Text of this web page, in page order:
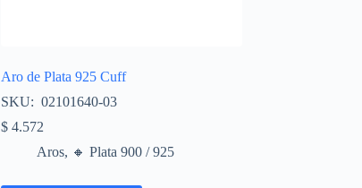
Aro de Plata 925 Cuff
SKU: 02101640-03
$4.572
Aros, 🔸​ Plata 900 / 925